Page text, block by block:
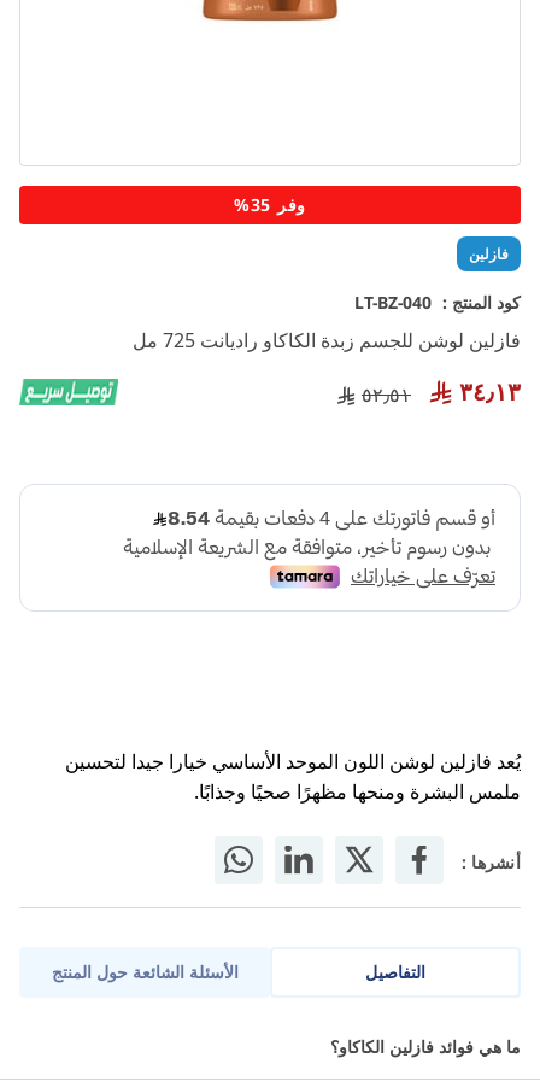
فازلين
كود المنتج : LT-BZ-040
فازلين لوشن للجسم زبدة الكاكاو راديانت 725 مل
٣٤٫١٣ ٥٢٫٥١
يُعد فازلين لوشن اللون الموحد الأساسي خيارا جيدا لتحسين
ملمس البشرة ومنحها مظهرًا صحيًا وجذابًا.
أنشرها :
تخطي
إلى
بداية
معرض
الصور
وفر 35%
التفاصيل الأسئلة الشائعة حول المنتج
ما هي فوائد فازلين الكاكاو؟